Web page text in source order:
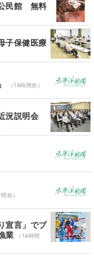
民館 無料
保健医療
（14時間前）
況説明会
前）
宣言」でブ
業
（14時間